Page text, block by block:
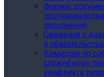
Формы
заполнения
Сведения о
и
Комиссия по
служебному
конфликта